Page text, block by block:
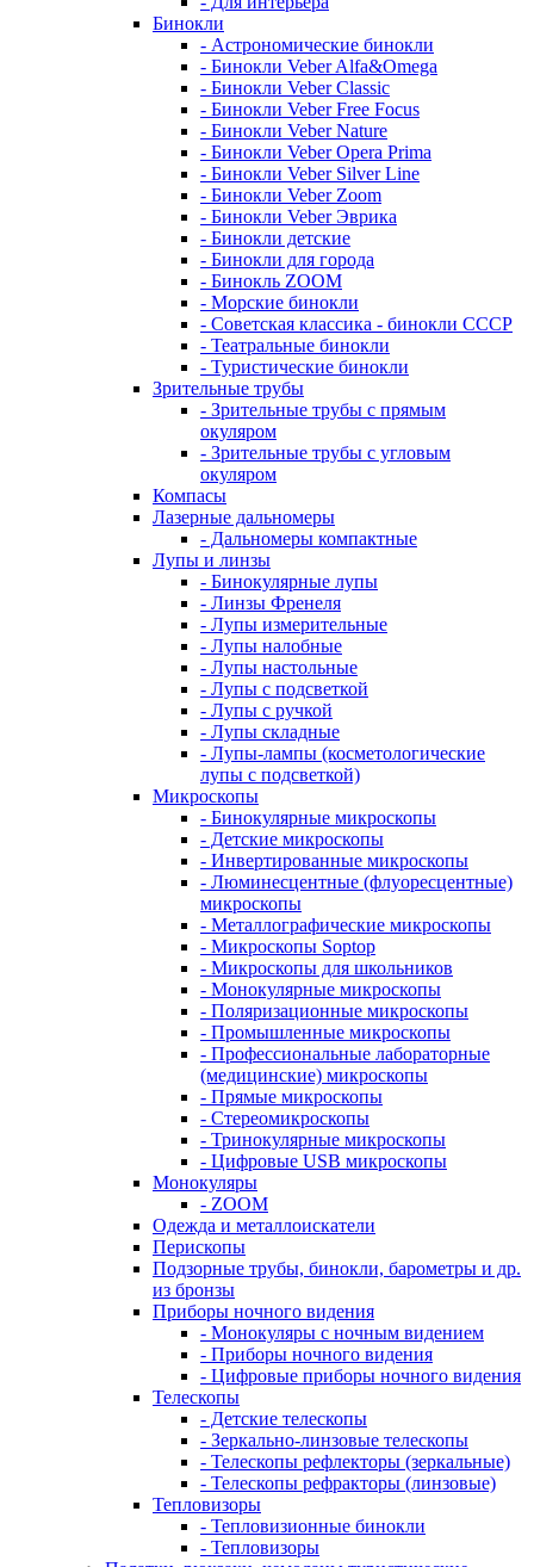
Бинокли
- Астрономические бинокли
- Бинокли Veber Alfa&Omega
- Бинокли Veber Classic
- Бинокли Veber Free Focus
- Бинокли Veber Nature
- Бинокли Veber Opera Prima
- Бинокли Veber Silver Line
- Бинокли Veber Zoom
- Бинокли Veber Эврика
- Бинокли детские
- Бинокли для города
- Бинокль ZOOM
- Морские бинокли
- Советская классика - бинокли СССР
- Театральные бинокли
- Туристические бинокли
Зрительные трубы
- Зрительные трубы с прямым
окуляром
- Зрительные трубы с угловым
окуляром
Компасы
Лазерные дальномеры
- Дальномеры компактные
Лупы и линзы
- Бинокулярные лупы
- Линзы Френеля
- Лупы измерительные
- Лупы налобные
- Лупы настольные
- Лупы с подсветкой
- Лупы с ручкой
- Лупы складные
- Лупы-лампы (косметологические
лупы с подсветкой)
Микроскопы
- Бинокулярные микроскопы
- Детские микроскопы
- Инвертированные микроскопы
- Люминесцентные (флуоресцентные)
микроскопы
- Металлографические микроскопы
- Микроскопы Soptop
- Микроскопы для школьников
- Монокулярные микроскопы
- Поляризационные микроскопы
- Промышленные микроскопы
- Профессиональные лабораторные
(медицинские) микроскопы
- Прямые микроскопы
- Стереомикроскопы
- Тринокулярные микроскопы
- Цифровые USB микроскопы
Монокуляры
- ZOOM
Одежда и металлоискатели
Перископы
Подзорные трубы, бинокли, барометры и др.
из бронзы
Приборы ночного видения
- Монокуляры с ночным видением
- Приборы ночного видения
- Цифровые приборы ночного видения
Телескопы
- Детские телескопы
- Зеркально-линзовые телескопы
- Телескопы рефлекторы (зеркальные)
- Телескопы рефракторы (линзовые)
Тепловизоры
- Тепловизионные бинокли
- Тепловизоры